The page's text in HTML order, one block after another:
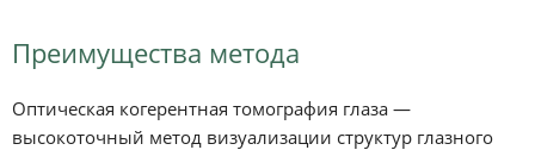
Преимущества метода
Оптическая когерентная томография глаза —
высокоточный метод визуализации структур глазного